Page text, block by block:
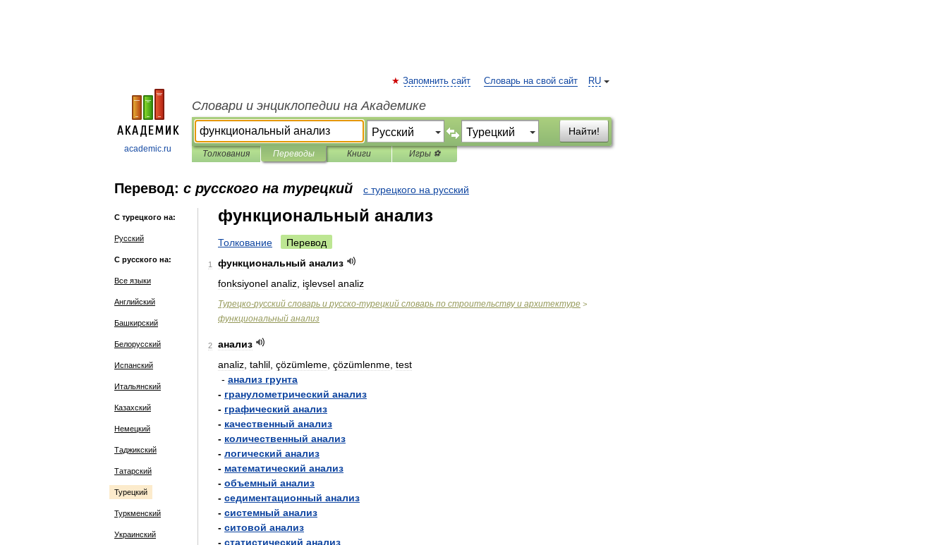
academic.ru
RU
Запомнить сайт Словарь на свой сайт
Словари и энциклопедии на Академике
Найти!
Толкования Переводы Книги Игры ⚽
Перевод: с русского на турецкий с турецкого на русский
С турецкого на:
Русский
С русского на:
Все языки
Английский
Башкирский
Белорусский
Испанский
Итальянский
Казахский
Немецкий
Таджикский
Татарский
Турецкий
Туркменский
Украинский
функциональный анализ
Толкование Перевод
1 функциональный анализ
fonksiyonel analiz işlevsel analiz
Турецко-русский словарь и русско-турецкий словарь по строительству и архитектуре >
функциональный анализ
2
анализ
analiz tahlil çözümleme çözümlenme test
- анализ грунта
- гранулометрический анализ
- графический анализ
- качественный анализ
- количественный анализ
- логический анализ
- математический анализ
- объемный анализ
- седиментационный анализ
- системный анализ
- ситовой анализ
- статистический анализ